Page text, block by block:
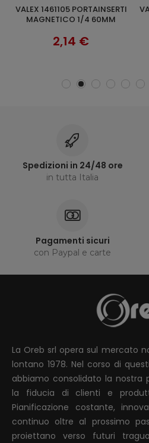
AGGIUNGI AL CARRELLO
VALEX 1461107 PORTAINSERTI
MAGNETICO RILASCIO
4,03 €
Spedizioni in 24/48 ore
in tutta Italia
Pagamenti sicuri
con Paypal e carte
La Oreb srl opera sul mercato
lontano 1978. Nel corso di
abbiamo consolidato la nostra
la fiducia di clienti e
Pianificazione costante,
continuo oltre al prossimo
proiettano verso futuri